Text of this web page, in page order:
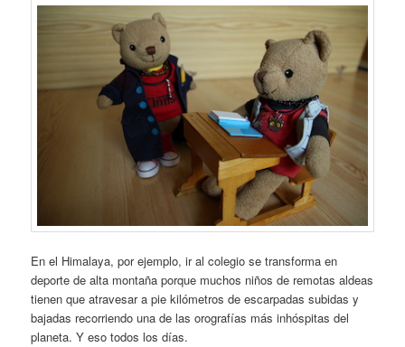
En el Himalaya, por ejemplo, ir al colegio se transforma en
deporte de alta montaña porque muchos niños de remotas aldeas
tienen que atravesar a pie kilómetros de escarpadas subidas y
bajadas recorriendo una de las orografías más inhóspitas del
planeta. Y eso todos los días.